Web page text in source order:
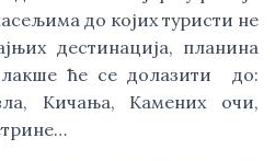
до којих туристи не
дестинација, планина
ће се долазити  до:
Кичања, Камених очи,